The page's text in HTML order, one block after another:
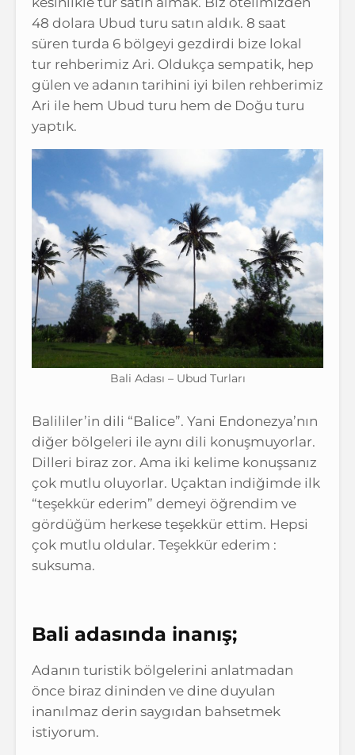
48 dolara Ubud turu satın aldık. 8 saat
süren turda 6 bölgeyi gezdirdi bize lokal
tur rehberimiz Ari. Oldukça sempatik, hep
gülen ve adanın tarihini iyi bilen rehberimiz
Ari ile hem Ubud turu hem de Doğu turu
yaptık.
Bali Adası – Ubud Turları
Balililer’in dili “Balice”. Yani Endonezya’nın
diğer bölgeleri ile aynı dili konuşmuyorlar.
Dilleri biraz zor. Ama iki kelime konuşsanız
çok mutlu oluyorlar. Uçaktan indiğimde ilk
“teşekkür ederim” demeyi öğrendim ve
gördüğüm herkese teşekkür ettim. Hepsi
çok mutlu oldular. Teşekkür ederim :
suksuma.
Bali adasında inanış;
Adanın turistik bölgelerini anlatmadan
önce biraz dininden ve dine duyulan
inanılmaz derin saygıdan bahsetmek
istiyorum.